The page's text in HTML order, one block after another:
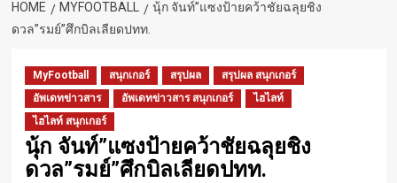
HOME MYFOOTBALL
นุ้ก จันท์”แซงป้ายคว้าชัยฉลุยชิง
ดวล”รมย์”ศึกบิลเลียดปทท.
MyFootball สนุกเกอร์ สรุปผล
สรุปผล สนุกเกอร์
อัพเดทข่าวสาร
อัพเดทข่าวสาร สนุกเกอร์
ไฮไลท์
ไฮไลท์ สนุกเกอร์
นุ้ก จันท์”แซงป้ายคว้าชัยฉลุยชิง
ดวล”รมย์”ศึกบิลเลียดปทท.